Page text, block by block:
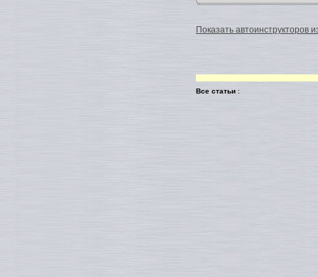
Показать автоинструкторов
Все статьи :